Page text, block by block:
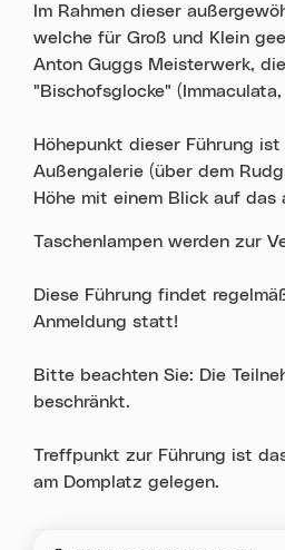
Im Rahmen dieser
welche für Groß und Klein
Anton Guggs Meisterwerk,
"Bischofsglocke"
Höhepunkt dieser Führung
Außengalerie (über dem
Höhe mit einem Blick auf das
Taschenlampen werden zur
Diese Führung findet
Anmeldung statt!
Bitte beachten Sie: Die
beschränkt.
Treffpunkt zur Führung ist
am Domplatz gelegen.